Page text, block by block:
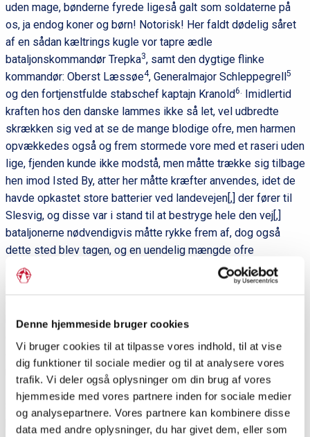
Denne hjemmeside bruger cookies
Vi bruger cookies til at tilpasse vores indhold, til at vise
dig funktioner til sociale medier og til at analysere vores
trafik. Vi deler også oplysninger om din brug af vores
hjemmeside med vores partnere inden for sociale medier
og analysepartnere. Vores partnere kan kombinere disse
data med andre oplysninger, du har givet dem, eller som
uden mage, bønderne fyrede ligeså galt som soldaterne på
os, ja endog koner og børn! Notorisk! Her faldt dødelig såret
af en sådan kæltrings kugle vor tapre ædle
bataljonskommandør Trepka3, samt den dygtige flinke
kommandør: Oberst Læssøe4, Generalmajor Schleppegrell5
og den fortjenstfulde stabschef kaptajn Kranold6. Imidlertid
kraften hos den danske lammes ikke så let, vel udbredte
skrækken sig ved at se de mange blodige ofre, men harmen
opvækkedes også og frem stormede vore med et raseri uden
lige, fjenden kunde ikke modstå, men måtte trække sig tilbage
hen imod Isted By, atter her måtte kræfter anvendes, idet de
havde opkastet store batterier ved landevejen[,] der fører til
Slesvig, og disse var i stand til at bestryge hele den vej[,]
bataljonerne nødvendigvis måtte rykke frem af, dog også
dette sted blev tagen, og en uendelig mængde ofre
betegnede stedet, dette var det sidste punkt og fjendens
armé var næsten opløst, vor artilleri rykkede nu frem og gav
blev liggende, vi rykkede lige mod byen Slesvig[,] der ikke
den hele egn ikke? i de 12 timer attakken varede opholdt jeg
mig ved ambulancen og så de hundrede[,] der som døde og
sårede blev bragte bort, dernæst, da vi rykkede frem til
Slesvig, hvilke masser af døde lå der ikke af begge partier,
hvilke dynger af våben, lædertøj, døde heste, ituskudte